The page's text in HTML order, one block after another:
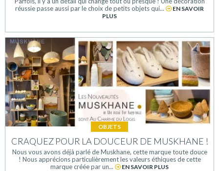
réussie passe aussi par le choix de petits objets qui...
EN SAVOIR
PLUS
OBJETS
CRAQUEZ POUR LA DOUCEUR DE MUSKHANE !
Nous vous avons déjà parlé de Muskhane, cette marque toute douce
! Nous apprécions particulièrement les valeurs éthiques de cette
marque créée par un...
EN SAVOIR PLUS